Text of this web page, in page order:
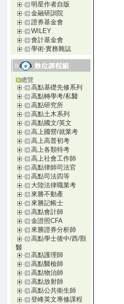
明星作者自版
金融研訓院
證券基金會
WILEY
會計基金會
學術‧實務雜誌
總覽
高點基礎先修系列
高點轉學考/私醫
高點研究所
高點土木系列
高點國文/英文
高上國營/就業考
高上高普初考
高上各類特考
高上社會工作師
高點律師司法官
高點司法四等
大陸法律職業考
來勝不動產
來勝記帳士
高點會計師
金證照CFA
來勝證券分析師
高點學士後中/西/獸
醫
高點護理師
高點醫檢師
高點物治師
高點放射師
高點公共衛生師
登峰英文專修課程